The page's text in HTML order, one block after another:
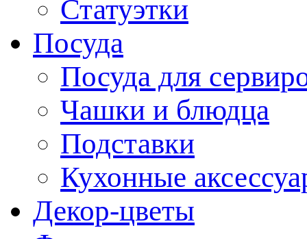
Статуэтки
Посуда
Посуда для
Чашки и блюдца
Подставки
Кухонные
Декор-цветы